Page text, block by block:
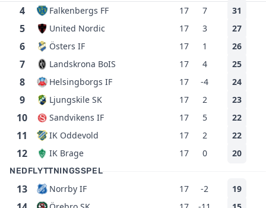
4 Falkenbergs FF 17 7 31
5 United Nordic 17 3 27
6 Östers IF 17 1 26
7 Landskrona BoIS 17 4 25
8 Helsingborgs IF 17 -4 24
9 Ljungskile SK 17 2 23
10 Sandvikens IF 17 5 22
11 IK Oddevold 17 2 22
12 IK Brage 17 0 20
NEDFLYTTNINGSSPEL
13 Norrby IF 17 -2 19